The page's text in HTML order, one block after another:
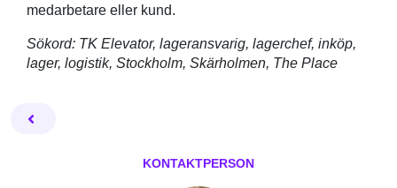
medarbetare eller kund.
Sökord: TK Elevator, lageransvarig, lagerchef, inköp,
lager, logistik, Stockholm, Skärholmen, The Place
Facebook
KONTAKTPERSON